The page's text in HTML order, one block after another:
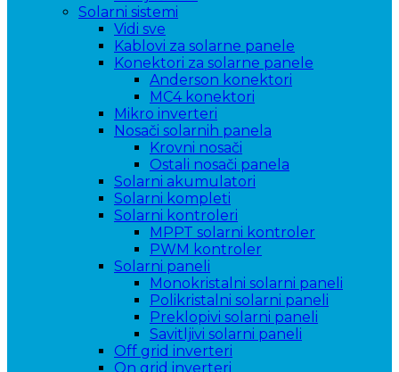
Solarni sistemi
Vidi sve
Kablovi za solarne panele
Konektori za solarne panele
Anderson konektori
MC4 konektori
Mikro inverteri
Nosači solarnih panela
Krovni nosači
Ostali nosači panela
Solarni akumulatori
Solarni kompleti
Solarni kontroleri
MPPT solarni kontroler
PWM kontroler
Solarni paneli
Monokristalni solarni paneli
Polikristalni solarni paneli
Preklopivi solarni paneli
Savitljivi solarni paneli
Off grid inverteri
On grid inverteri